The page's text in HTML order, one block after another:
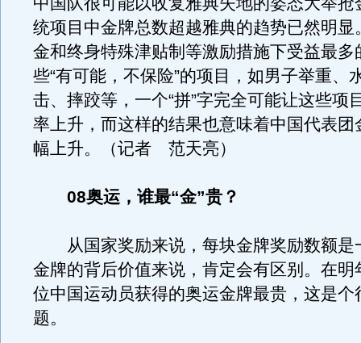
统项目中金牌总数超越雅典的趋势已然明显
金和终身特殊津贴制等激励措施下受益最多
些“有可能，不保险”的项目，如男子举重、
击、摔跤等，一个“拼”字完全可能让这些项
率上升，而这样的结果也意味着中国代表团
幅上升。（记者 范天亮）
08奥运，谁最“金”贵？
从国家奖励来说，每块金牌奖励数额是
金牌的背后价值来说，肯定会有区别。在明
位中国运动员获得的奥运金牌最贵，这是个
题。